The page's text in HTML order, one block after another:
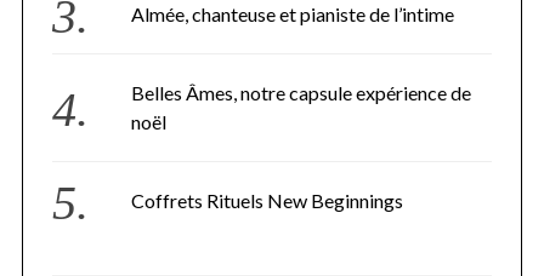
Almée, chanteuse et pianiste de l’intime
Belles Âmes, notre capsule expérience de
noël
Coffrets Rituels New Beginnings